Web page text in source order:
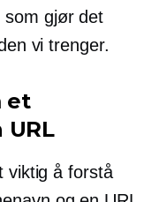
som gjør det
vi trenger.
et
viktig å forstå